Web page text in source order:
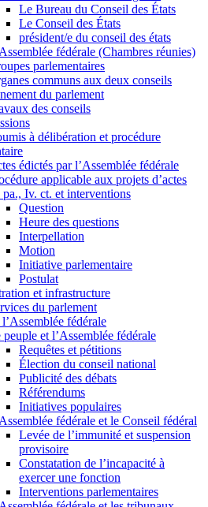
Le Bureau du Conseil des États
Le Conseil des États
président/e du conseil des états
fédérale (Chambres réunies)
parlementaires
communs aux deux conseils
du parlement
des conseils
à délibération et procédure
édictés par l’Assemblée fédérale
applicable aux projets d’actes
pa., Iv. ct. et interventions
Question
Heure des questions
Interpellation
Motion
Initiative parlementaire
Postulat
et infrastructure
du parlement
fédérale
peuple et l’Assemblée fédérale
Requêtes et pétitions
Élection du conseil national
Publicité des débats
Référendums
Initiatives populaires
fédérale et le Conseil fédéral
Levée de l’immunité et suspension
provisoire
Constatation de l’incapacité à
exercer une fonction
Interventions parlementaires